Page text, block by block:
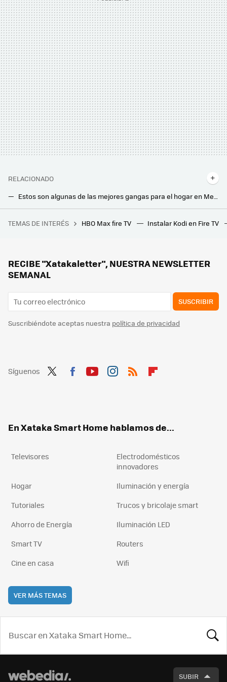
RELACIONADO
Estos son algunas de las mejores gangas para el hogar en MediaMarkt hoy, 30 de enero
Últimas horas del Día sin IVA de MediaMarkt: los mejores chollos para tu hogar que aún puedes conseguir
Un ayuntamiento catalán multó a un particular por "talar unos árboles". Han descubierto una red internacional de tráfico ilegal de basuras
TEMAS DE INTERÉS HBO Max fire TV Instalar Kodi en Fire TV
RECIBE "Xatakaletter", NUESTRA NEWSLETTER
SEMANAL
SUSCRIBIR
Suscribiéndote aceptas nuestra política de privacidad
Síguenos
En Xataka Smart Home hablamos de...
Televisores
Electrodomésticos
innovadores
Hogar
Iluminación y energía
Tutoriales
Trucos y bricolaje smart
Ahorro de Energía
Iluminación LED
Smart TV
Routers
Cine en casa
Wifi
VER MÁS TEMAS
SUBIR